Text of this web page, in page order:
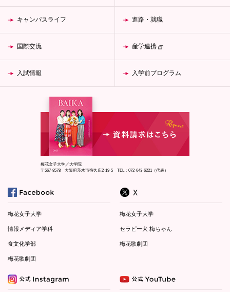
キャンパスライフ 進路・就職
国際交流 産学連携
入試情報 入学前プログラム
梅花女子大学／大学院
〒567-8578 大阪府茨木市宿久庄2-19-5 TEL：072-643-6221（代表）
梅花女子大学
情報メディア学科
食文化学部
梅花歌劇団
梅花女子大学
セラピー犬 梅ちゃん
梅花歌劇団